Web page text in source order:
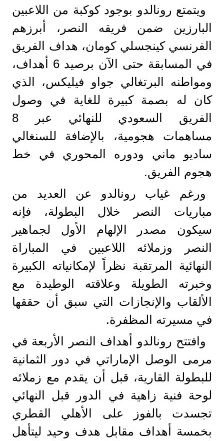
ويتمتع رونالدو بوجود كوكبة من اللاعبين
البارزين ضمن فريقه النصر، أبرزهم
الفرنسي كينجسلي كومان، هداف الفريق
في المسابقة حتى الآن برصيد 6 أهداف،
ومواطنه البرتغالي جواو فيليكس، الذي
كان له بصمة كبيرة للغاية في وصول
الفريق السعودي للنهائي عبر 8
مساهمات هجومية، بالإضافة للسنغالي
ساديو ماني ودوره المحوري في خط
هجوم الفريق.
ورغم غياب رونالدو عن العديد من
مباريات النصر خلال البطولة، فإنه
سيكون مصدر الإلهام الأول لجماهير
النصر وزملائه اللاعبين في المباراة
النهائية المرتقبة نظراً لإمكانياته الكبيرة
وخبرته الطويلة وعلاقته الوطيدة مع
الألقاب والإنجازات التي سبق أن حققها
في مسيرته المظفرة.
وافتتح رونالدو أهداف النصر الأربعة في
مرمى الوصل الإماراتي في دور الثمانية
للبطولة القارية، قبل أن يقدم مع زملائه
لوحة فنية زاهية في الدور قبل النهائي
تجسدت بالفوز على الأهلي القطري
بخمسة أهداف مقابل هدف وحيد ليتأهل